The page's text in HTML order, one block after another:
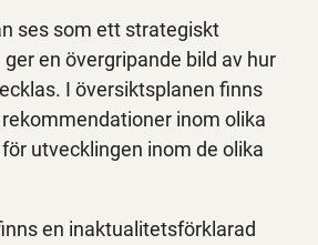
ses som ett strategiskt
en övergripande bild av hur
I översiktsplanen finns
inom olika
utvecklingen inom de olika
en inaktualitetsförklarad